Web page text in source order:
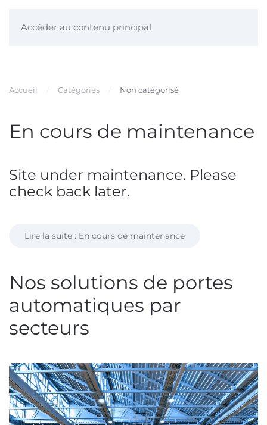
Accéder au contenu principal
Accueil Catégories Non catégorisé
En cours de maintenance
Site under maintenance. Please
check back later.
Lire la suite : En cours de maintenance
Nos solutions de portes
automatiques par
secteurs